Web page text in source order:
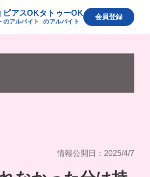
ピアスOK
のアルバイト
タトゥーOK
のアルバイト
会員登録
情報公開日：2025/4/7